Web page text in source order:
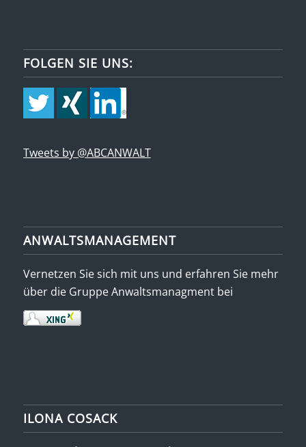
FOLGEN SIE UNS:
Tweets by @ABCANWALT
ANWALTSMANAGEMENT
Vernetzen Sie sich mit uns und erfahren Sie mehr
über die Gruppe Anwaltsmanagment bei
ILONA COSACK